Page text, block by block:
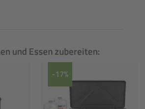
und Essen zubereiten:
-17%